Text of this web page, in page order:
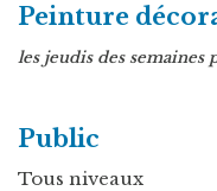
Peinture
les jeudis des semaines
Public
Tous niveaux